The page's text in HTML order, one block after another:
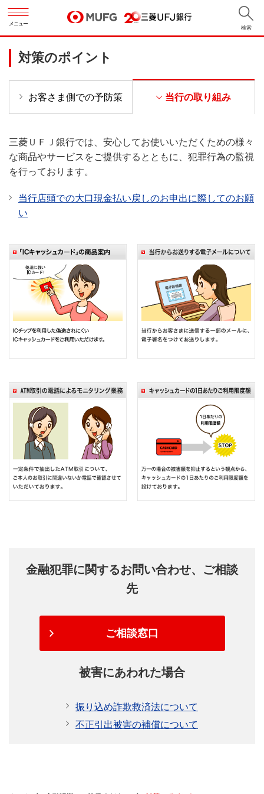
メニュー
検索
対策のポイント
お客さま側での予防策 当行の取り組み
三菱ＵＦＪ銀行では、安心してお使いいただくための様々
な商品やサービスをご提供するとともに、犯罪行為の監視
を行っております。
当行店頭での大口現金払い戻しのお申出に際してのお願
い
金融犯罪に関するお問い合わせ、ご相談
先
ご相談窓口
被害にあわれた場合
振り込め詐欺救済法について
不正引出被害の補償について